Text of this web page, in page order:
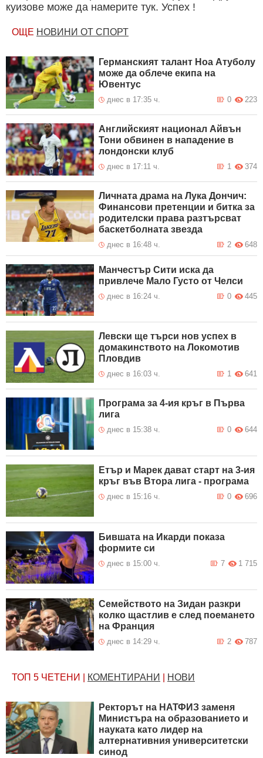
куизове може да намерите тук. Успех !
ОЩЕ НОВИНИ ОТ СПОРТ
Германският талант Ноа Атуболу
може да облече екипа на
Ювентус
днес в 17:35 ч. 223
0
Английският национал Айвън
Тони обвинен в нападение в
лондонски клуб
днес в 17:11 ч. 374
1
Личната драма на Лука Дончич:
Финансови претенции и битка за
родителски права разтърсват
баскетболната звезда
днес в 16:48 ч. 648
2
Манчестър Сити иска да
привлече Мало Густо от Челси
днес в 16:24 ч. 445
0
Левски ще търси нов успех в
домакинството на Локомотив
Пловдив
днес в 16:03 ч. 641
1
Програма за 4-ия кръг в Първа
лига
днес в 15:38 ч. 644
0
Етър и Марек дават старт на 3-ия
кръг във Втора лига - програма
днес в 15:16 ч. 696
0
Бившата на Икарди показа
формите си
днес в 15:00 ч. 1 715
7
Семейството на Зидан разкри
колко щастлив е след поемането
на Франция
днес в 14:29 ч. 787
2
ТОП 5 ЧЕТЕНИ КОМЕНТИРАНИ НОВИ
Ректорът на НАТФИЗ заменя
Министъра на образованието и
науката като лидер на
алтернативния университетски
синод